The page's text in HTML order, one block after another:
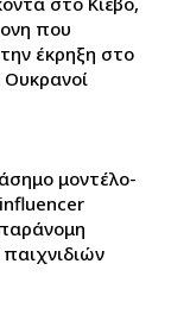
που
έκρηξη στο
μοντέλο-
influencer